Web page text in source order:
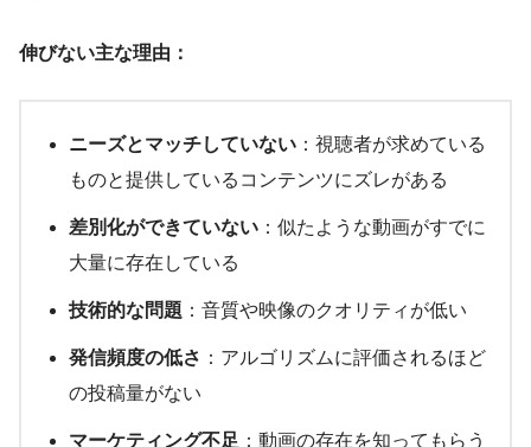
伸びない主な理由：
ニーズとマッチしていない ：視聴者が求めている
ものと提供しているコンテンツにズレがある
差別化ができていない ：似たような動画がすでに
大量に存在している
技術的な問題 ：音質や映像のクオリティが低い
発信頻度の低さ ：アルゴリズムに評価されるほど
の投稿量がない
マーケティング不足 ：動画の存在を知ってもらう